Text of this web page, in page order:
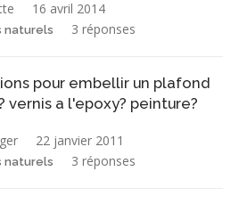
16 avril 2014
naturels 3 réponses
pour embellir un plafond
vernis a l'epoxy? peinture?
22 janvier 2011
naturels 3 réponses